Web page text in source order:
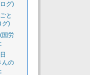
グ)
と
グ)
国労
んの